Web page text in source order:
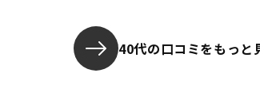
40代の口コミをもっと